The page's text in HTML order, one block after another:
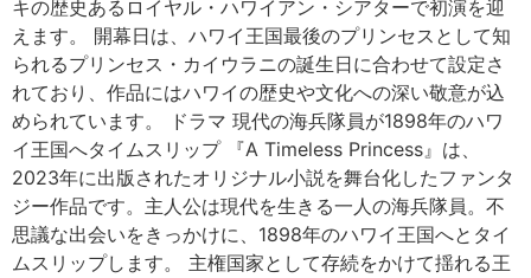
キの歴史あるロイヤル・ハワイアン・シアターで初演を迎
えます。 開幕日は、ハワイ王国最後のプリンセスとして知
られるプリンセス・カイウラニの誕生日に合わせて設定さ
れており、作品にはハワイの歴史や文化への深い敬意が込
められています。 ドラマ 現代の海兵隊員が1898年のハワ
イ王国へタイムスリップ 『A Timeless Princess』は、
2023年に出版されたオリジナル小説を舞台化したファンタ
ジー作品です。主人公は現代を生きる一人の海兵隊員。不
思議な出会いをきっかけに、1898年のハワイ王国へとタイ
ムスリップします。 主権国家として存続をかけて揺れる王